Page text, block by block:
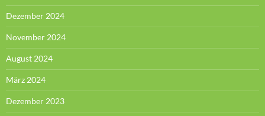
Dezember 2024
November 2024
August 2024
März 2024
Dezember 2023